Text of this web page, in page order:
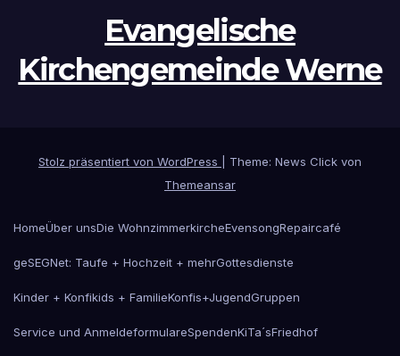
Evangelische
Kirchengemeinde Werne
Stolz präsentiert von WordPress
Theme: News Click von
Themeansar
HomeÜber unsDie WohnzimmerkircheEvensongRepaircafé
geSEGNet: Taufe + Hochzeit + mehrGottesdienste
Kinder + Konfikids + FamilieKonfis+JugendGruppen
Service und AnmeldeformulareSpendenKiTa´sFriedhof